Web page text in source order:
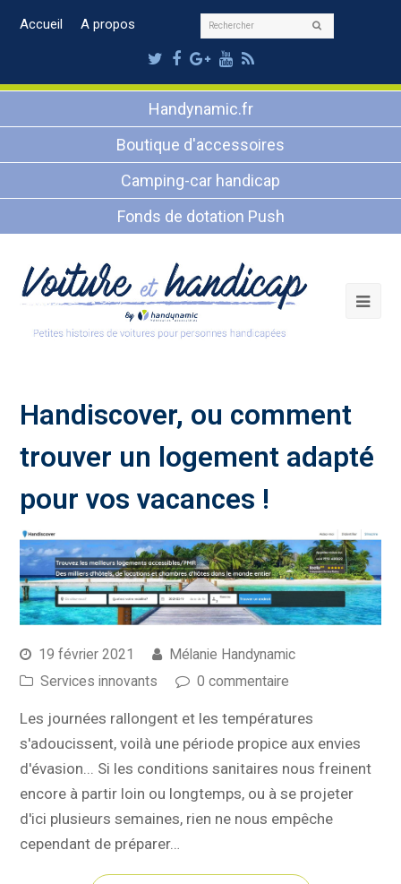
Accueil A propos Rechercher
Twitter
Facebook
Google
Plus
Youtube
RSS
Handynamic.fr
Boutique d'accessoires
Camping-car handicap
Fonds de dotation Push
Handiscover, ou comment
trouver un logement adapté
pour vos vacances !
19 février 2021
Mélanie Handynamic
Services innovants
0 commentaire
Les journées rallongent et les températures
s'adoucissent, voilà une période propice aux envies
d'évasion... Si les conditions sanitaires nous freinent
encore à partir loin ou longtemps, ou à se projeter
d'ici plusieurs semaines, rien ne nous empêche
cependant de préparer…